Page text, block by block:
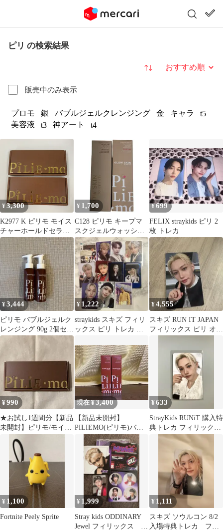
ピリ の検索結果
販売中のみ表示
並び替え
プロモ 銀 バブルジェルクレンジング 金 キャラ
t5
美容液
t3 神アート t4
¥3,300
K2977 K ピリモ モイス
チャーホールドセラム
0.8ml×28包 計2点セッ
ト【赤字覚悟】
¥ 1,700
C128 ピリモ キープマ
スクジェルウォッシュ
洗顔料 炭洗顔 洗顔クリ
ーム 生ビタミンC 配合
洗顔料 毛穴ケア 保湿
角質ケア 130g 2個セッ
ト
¥699
FELIX straykids ピリ 2
枚 トレカ
¥3,444
ピリモ バブルジェルク
レンジング 90g 2個セッ
ト
¥ 1,222
straykids スキズ フィリ
ックス ピリ トレカ ま
¥4,555
スキズ RUN IT JAPAN
フィリックス ピリ オン
¥990
★お試し1週間分【新品
未開封】ピリモ/モイス
チャーホールドセラム/
美容液/10包
現在 ¥3,400
【新品未開封】
PILIEMO(ピリモ)バブ
ルジェルクレンジング
90g×2本
¥633
StrayKids RUNiT 購入特
典トレカ フィリックス
ピリ
¥ 1,100
Fortnite Peely Sprite
¥ 1,999
Stray kids ODDINARY
Jewel フィリックス ピ
¥ 1,111
スキズ ソウルコン 8/2
入場特典トレカ フィ